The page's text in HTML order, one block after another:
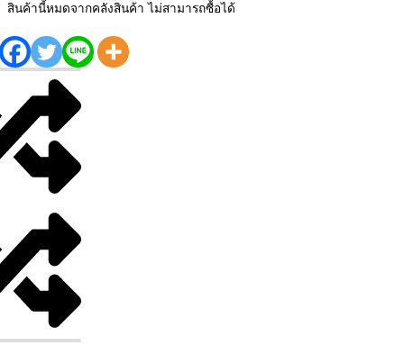
สินค้านี้หมดจากคลังสินค้า ไม่สามารถซื้อได้